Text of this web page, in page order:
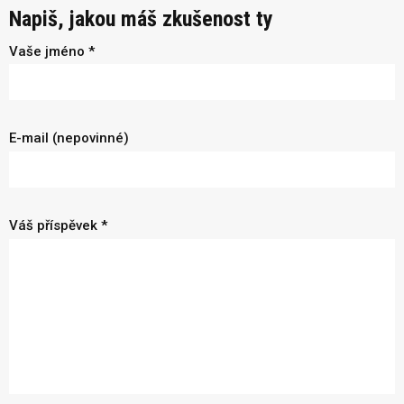
Napiš, jakou máš zkušenost ty
Vaše jméno *
E-mail (nepovinné)
Váš příspěvek *